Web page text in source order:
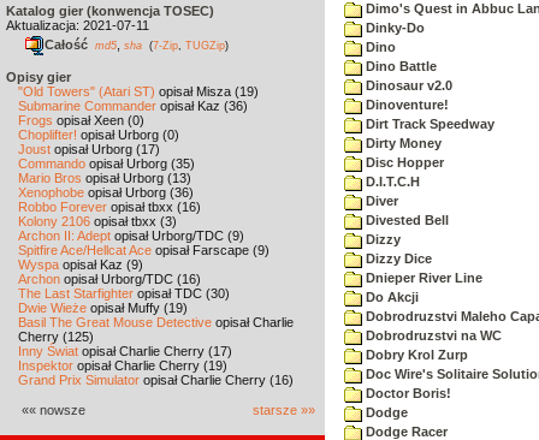
Katalog gier (konwencja TOSEC)
Aktualizacja: 2021-07-11
Całość md5 sha (7-Zip TUGZip)
Opisy gier
"Old Towers" (Atari ST) opisał Misza (19)
Submarine Commander opisał Kaz (36)
Frogs opisał Xeen (0)
Choplifter! opisał Urborg (0)
Joust opisał Urborg (17)
Commando opisał Urborg (35)
Mario Bros opisał Urborg (13)
Xenophobe opisał Urborg (36)
Robbo Forever opisał tbxx (16)
Kolony 2106 opisał tbxx (3)
Archon II: Adept opisał Urborg/TDC (9)
Spitfire Ace/Hellcat Ace opisał Farscape (9)
Wyspa opisał Kaz (9)
Archon opisał Urborg/TDC (16)
The Last Starfighter opisał TDC (30)
Dwie Wieże opisał Muffy (19)
Basil The Great Mouse Detective opisał Charlie
Cherry (125)
Inny Świat opisał Charlie Cherry (17)
Inspektor opisał Charlie Cherry (19)
Grand Prix Simulator opisał Charlie Cherry (16)
«« nowsze starsze »»
Dimo's Quest in Abbuc
Dinky-Do
Dino
Dino Battle
Dinosaur v2.0
Dinoventure!
Dirt Track Speedway
Dirty Money
Disc Hopper
D.I.T.C.H
Diver
Divested Bell
Dizzy
Dizzy Dice
Dnieper River Line
Do Akcji
Dobrodruzstvi Maleho
Dobrodruzstvi na WC
Dobry Krol Zurp
Doc Wire's Solitaire
Doctor Boris!
Dodge
Dodge Racer